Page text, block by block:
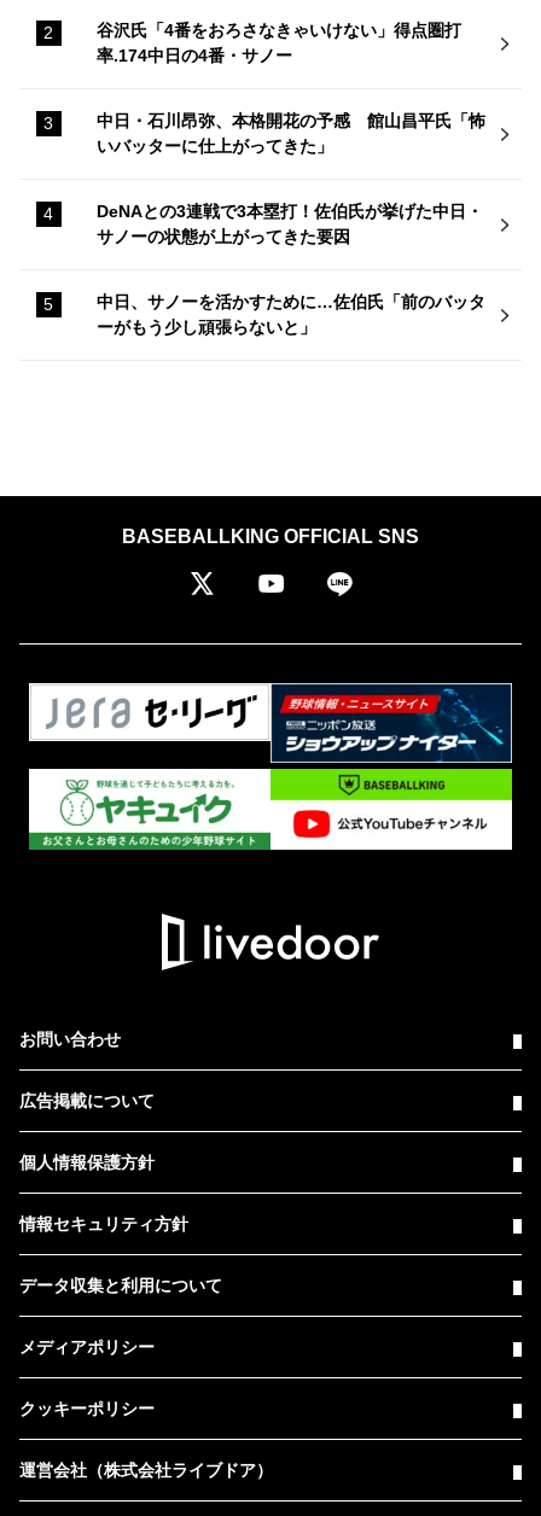
谷沢氏「4番をおろさなきゃいけない」得点圏打
率.174中日の4番・サノー
中日・石川昂弥、本格開花の予感 館山昌平氏「怖
いバッターに仕上がってきた」
DeNAとの3連戦で3本塁打！佐伯氏が挙げた中日・
サノーの状態が上がってきた要因
中日、サノーを活かすために…佐伯氏「前のバッタ
ーがもう少し頑張らないと」
BASEBALLKING OFFICIAL SNS
お問い合わせ
広告掲載について
個人情報保護方針
情報セキュリティ方針
データ収集と利用について
メディアポリシー
クッキーポリシー
運営会社（株式会社ライブドア）